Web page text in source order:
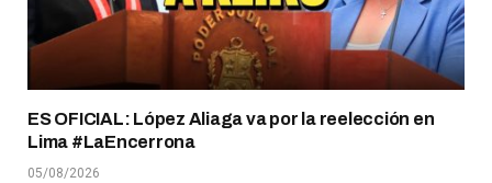
ES OFICIAL: López Aliaga va por la reelección en
Lima #LaEncerrona
05/08/2026